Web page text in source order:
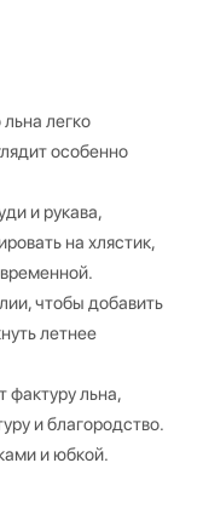
легко
особенно
и рукава,
на хлястик,
чтобы добавить
летнее
фактуру льна,
и благородство.
и юбкой.